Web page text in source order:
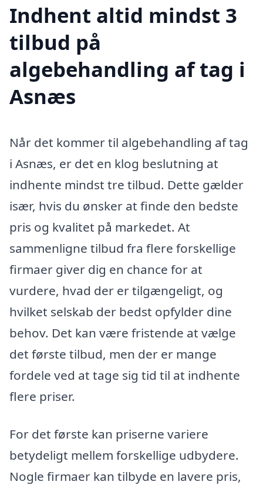
Indhent altid mindst 3
tilbud på
algebehandling af tag i
Asnæs
Når det kommer til algebehandling af tag
i Asnæs, er det en klog beslutning at
indhente mindst tre tilbud. Dette gælder
især, hvis du ønsker at finde den bedste
pris og kvalitet på markedet. At
sammenligne tilbud fra flere forskellige
firmaer giver dig en chance for at
vurdere, hvad der er tilgængeligt, og
hvilket selskab der bedst opfylder dine
behov. Det kan være fristende at vælge
det første tilbud, men der er mange
fordele ved at tage sig tid til at indhente
flere priser.
For det første kan priserne variere
betydeligt mellem forskellige udbydere.
Nogle firmaer kan tilbyde en lavere pris,